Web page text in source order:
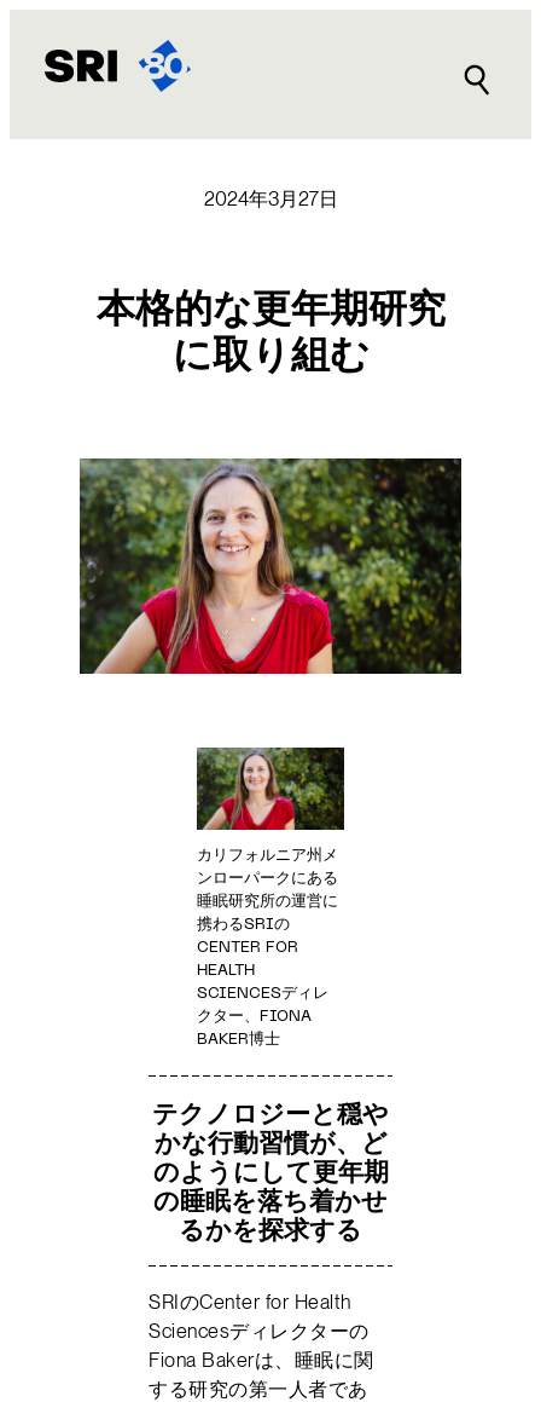
キ
2024年3月27日
本格的な更年期研究
に取り組む
カリフォルニア州メ
ンローパークにある
睡眠研究所の運営に
携わるSRIの
CENTER FOR
HEALTH
SCIENCESディレ
クター、FIONA
BAKER博士
テクノロジーと穏や
かな行動習慣が、ど
のようにして更年期
の睡眠を落ち着かせ
るかを探求する
SRIのCenter for Health
Sciencesディレクターの
Fiona Bakerは、睡眠に関
する研究の第一人者であ